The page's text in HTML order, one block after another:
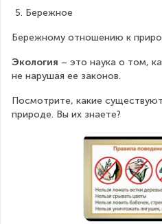
Бережное
Бережному отношению к
Экология – это наука о том,
не нарушая ее законов.
Посмотрите, какие
природе. Вы их знаете?